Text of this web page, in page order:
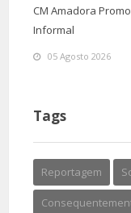
CM Amadora
Informal
05 Agosto 2026
Tags
Reportagem